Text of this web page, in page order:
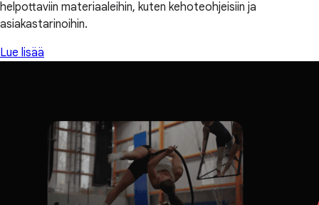
helpottaviin materiaaleihin, kuten kehoteohjeisiin ja
asiakastarinoihin.
Lue lisää